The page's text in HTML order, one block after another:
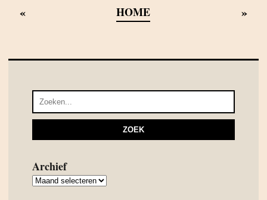
« HOME »
Archief
Archief